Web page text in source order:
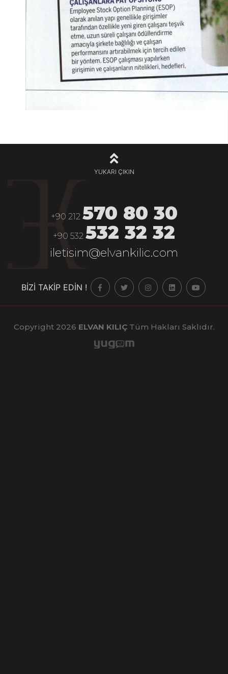
YUKARI ÇIKIN
+90 212 570 80 30
+90 532 532 32 32
iletisim@elvankilic.com
BİZİ TAKİP EDİN !
Copyright 2026 ELVAN KILIÇTüm Hakları Saklıdır.